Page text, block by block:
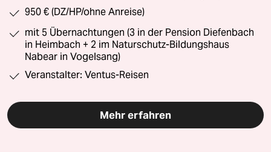
950 € (DZ/HP/ohne Anreise)
mit 5 Übernachtungen (3 in der Pension Diefenbach
in Heimbach + 2 im Naturschutz-Bildungshaus
Nabear in Vogelsang)
Veranstalter: Ventus-Reisen
Mehr erfahren